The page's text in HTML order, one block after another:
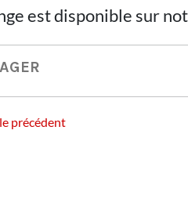
est disponible sur
précédent